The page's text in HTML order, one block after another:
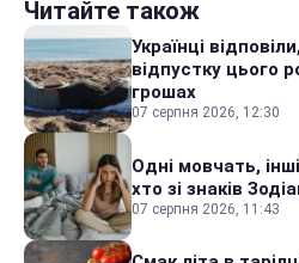
Читайте також
Українці
відпустку цього
грошах
07 серпня 2026, 12:30
Одні мовчать,
хто зі знаків
07 серпня 2026, 11:43